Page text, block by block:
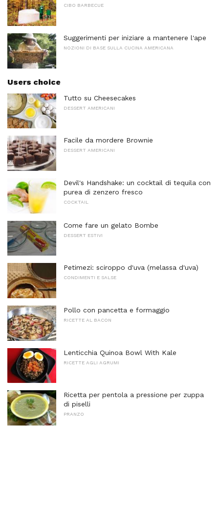
CIBO BARBECUE
Suggerimenti per iniziare a mantenere l'ape
NOZIONI DI BASE SULLA CUCINA AMERICANA
Users choice
Tutto su Cheesecakes
DESSERT AMERICANI
Facile da mordere Brownie
DESSERT AMERICANI
Devil's Handshake: un cocktail di tequila con
purea di zenzero fresco
COCKTAIL
Come fare un gelato Bombe
DESSERT ESTIVI
Petimezi: sciroppo d'uva (melassa d'uva)
CONDIMENTI E SALSE
Pollo con pancetta e formaggio
RICETTE AL BACON
Lenticchia Quinoa Bowl With Kale
RICETTE AGLI AGRUMI
Ricetta per pentola a pressione per zuppa
di piselli
PRANZO